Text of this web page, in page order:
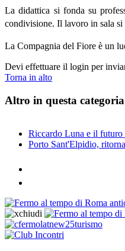
La didattica si fonda su
condivisione. Il lavoro in sala si
La Compagnia del Fiore è un
Devi effettuare il login per
Torna in alto
Altro in questa
Riccardo Luna e il futuro
Porto Sant'Elpidio,